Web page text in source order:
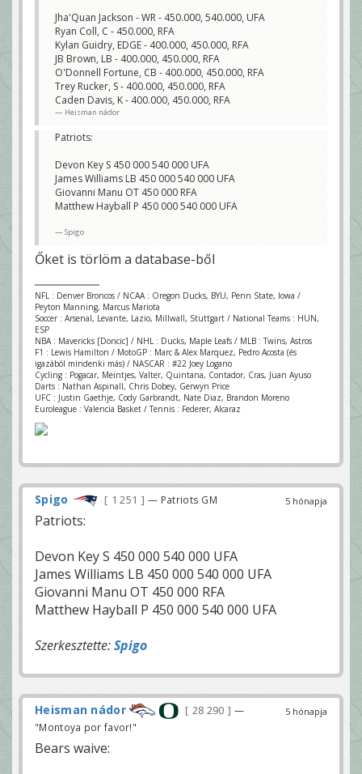
Jha'Quan Jackson - WR - 450.000, 540.000, UFA
Ryan Coll, C - 450.000, RFA
Kylan Guidry, EDGE - 400.000, 450.000, RFA
JB Brown, LB - 400.000, 450.000, RFA
O'Donnell Fortune, CB - 400.000, 450.000, RFA
Trey Rucker, S - 400.000, 450.000, RFA
Caden Davis, K - 400.000, 450.000, RFA
Heisman nádor
Patriots:
Devon Key S 450 000 540 000 UFA
James Williams LB 450 000 540 000 UFA
Giovanni Manu OT 450 000 RFA
Matthew Hayball P 450 000 540 000 UFA
Spigo
Őket is törlöm a database-ből
NFL : Denver Broncos / NCAA : Oregon Ducks, BYU, Penn State, Iowa /
Peyton Manning, Marcus Mariota
Soccer : Arsenal, Levante, Lazio, Millwall, Stuttgart / National Teams : HUN,
ESP
NBA : Mavericks [Doncic] / NHL : Ducks, Maple Leafs / MLB : Twins, Astros
F1 : Lewis Hamilton / MotoGP : Marc & Alex Marquez, Pedro Acosta (és
igazából mindenki más) / NASCAR : #22 Joey Logano
Cycling : Pogacar, Meintjes, Valter, Quintana, Contador, Cras, Juan Ayuso
Darts : Nathan Aspinall, Chris Dobey, Gerwyn Price
UFC : Justin Gaethje, Cody Garbrandt, Nate Diaz, Brandon Moreno
Euroleague : Valencia Basket / Tennis : Federer, Alcaraz
5 hónapja
Spigo 1 251 — Patriots GM
Patriots:
Devon Key S 450 000 540 000 UFA
James Williams LB 450 000 540 000 UFA
Giovanni Manu OT 450 000 RFA
Matthew Hayball P 450 000 540 000 UFA
Szerkesztette:Spigo
5 hónapja
Heisman nádor 28 290
—
"Montoya por favor!"
Bears waive: